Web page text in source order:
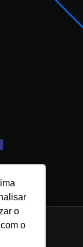
o
o